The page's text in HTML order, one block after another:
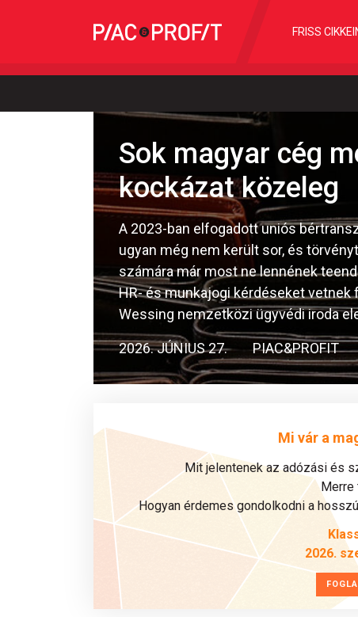
FRISS
Sok magyar cég
kockázat közeleg
A 2023-ban elfogadott uniós
ugyan még nem került sor, és
számára már most ne lennének
HR- és munkajogi kérdéseket
Wessing nemzetközi ügyvédi iroda
2026. JÚNIUS 27. PIAC&PROFIT
Mi vár a
Mit jelentenek az adózási és
Merre
Hogyan érdemes gondolkodni a
2026.